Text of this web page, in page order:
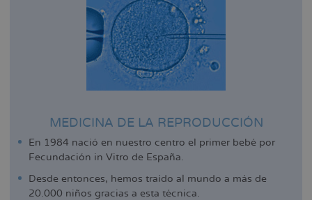
MEDICINA DE LA REPRODUCCIÓN
En 1984 nació en nuestro centro el primer bebé por
Fecundación in Vitro de España.
Desde entonces, hemos traído al mundo a más de
20.000 niños gracias a esta técnica.